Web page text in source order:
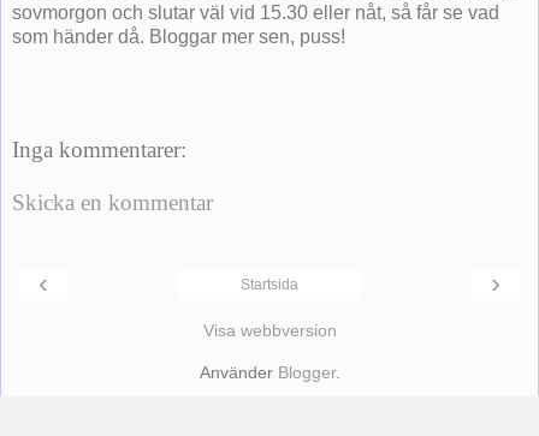
sovmorgon och slutar väl vid 15.30 eller nåt, så får se vad
som händer då. Bloggar mer sen, puss!
Inga kommentarer:
Skicka en kommentar
‹ ›
Startsida
Visa webbversion
Använder Blogger.